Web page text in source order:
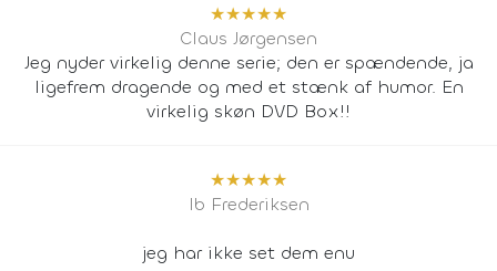
★★★★★
Claus Jørgensen
Jeg nyder virkelig denne serie; den er spændende, ja
ligefrem dragende og med et stænk af humor. En
virkelig skøn DVD Box!!
★★★★★
Ib Frederiksen
jeg har ikke set dem enu